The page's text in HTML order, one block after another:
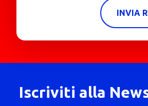
INVIA
Iscriviti alla